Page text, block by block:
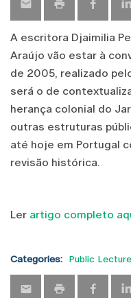
A escritora Djaimilia
Araújo vão estar à
de 2005, realizado
será o de
herança colonial do
outras estruturas
até hoje em Portugal
revisão histórica.
Ler artigo completo
Categories: Public